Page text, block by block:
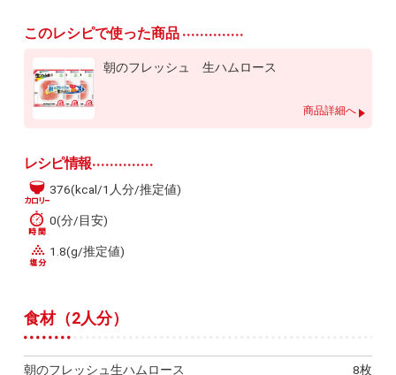
このレシピで使った商品
朝のフレッシュ 生ハムロース
商品詳細へ
レシピ情報
376(kcal/1人分/推定値)
0(分/目安)
1.8(g/推定値)
食材（2人分）
朝のフレッシュ生ハムロース
8枚